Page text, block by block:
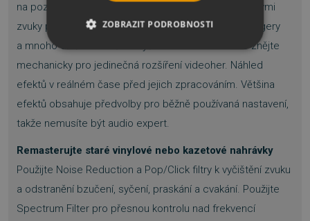
na pozadí. Nahraďte vulgární výrazy pípáním nebo jinými
zvuky pomocí cenzoru. Přidejte ozvěny, reverby, flangery
a mnoho dalšího. Změňte výšku svého hlasu nebo znějte
mechanicky pro jedinečná rozšíření videoher. Náhled
efektů v reálném čase před jejich zpracováním. Většina
efektů obsahuje předvolby pro běžně používaná nastavení,
takže nemusíte být audio expert.
Remasterujte staré vinylové nebo kazetové nahrávky
Použijte Noise Reduction a Pop/Click filtry k vyčištění zvuku
a odstranění bzučení, syčení, praskání a cvakání. Použijte
Spectrum Filter pro přesnou kontrolu nad frekvencí
ZOBRAZIT PODROBNOSTI
NEZBYTNĚ NUTNÉ SOUBORY
VÝKONOVÉ SOUBORY
SOUBORY CÍLENÍ
FUNKČNÍ SOUBORY
NEZAŘAZENÉ SOUBORY